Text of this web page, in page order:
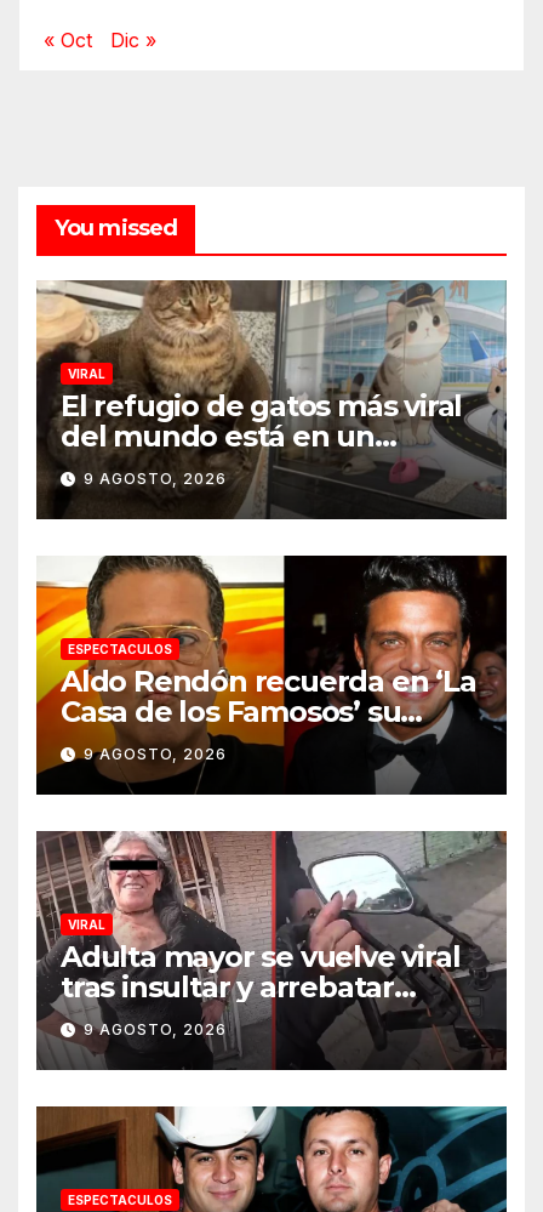
« Oct Dic »
You missed
VIRAL
El refugio de gatos más viral
del mundo está en un
aeropuerto internacional y
tiene a tres felinos
patrullando las puertas de
embarque
9 AGOSTO, 2026
ESPECTACULOS
Aldo Rendón recuerda en ‘La
Casa de los Famosos’ su
encuentro con Luis Miguel
9 AGOSTO, 2026
VIRAL
Adulta mayor se vuelve viral
tras insultar y arrebatar
celular a repartidor
9 AGOSTO, 2026
ESPECTACULOS